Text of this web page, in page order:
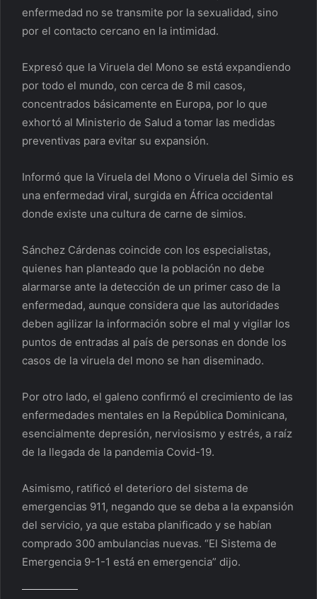
enfermedad no se transmite por la sexualidad, sino
por el contacto cercano en la intimidad.
Expresó que la Viruela del Mono se está expandiendo
por todo el mundo, con cerca de 8 mil casos,
concentrados básicamente en Europa, por lo que
exhortó al Ministerio de Salud a tomar las medidas
preventivas para evitar su expansión.
Informó que la Viruela del Mono o Viruela del Simio es
una enfermedad viral, surgida en África occidental
donde existe una cultura de carne de simios.
Sánchez Cárdenas coincide con los especialistas,
quienes han planteado que la población no debe
alarmarse ante la detección de un primer caso de la
enfermedad, aunque considera que las autoridades
deben agilizar la información sobre el mal y vigilar los
puntos de entradas al país de personas en donde los
casos de la viruela del mono se han diseminado.
Por otro lado, el galeno confirmó el crecimiento de las
enfermedades mentales en la República Dominicana,
esencialmente depresión, nerviosismo y estrés, a raíz
de la llegada de la pandemia Covid-19.
Asimismo, ratificó el deterioro del sistema de
emergencias 911, negando que se deba a la expansión
del servicio, ya que estaba planificado y se habían
comprado 300 ambulancias nuevas. “El Sistema de
Emergencia 9-1-1 está en emergencia” dijo.